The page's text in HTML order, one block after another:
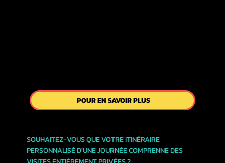
POUR EN SAVOIR PLUS
SOUHAITEZ-VOUS QUE VOTRE ITINÉRAIRE
PERSONNALISÉ D'UNE JOURNÉE COMPRENNE DES